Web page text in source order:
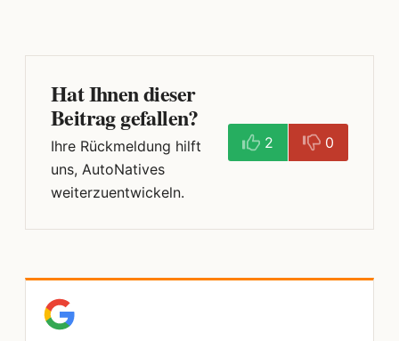
Hat Ihnen dieser
Beitrag gefallen?
Ihre Rückmeldung hilft
uns, AutoNatives
weiterzuentwickeln.
2 0